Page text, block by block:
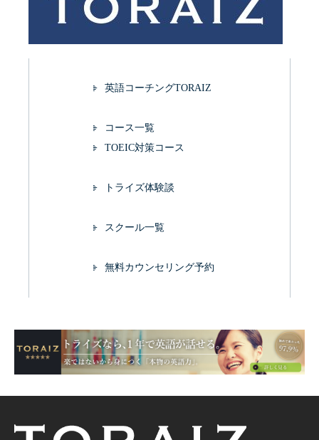
英語コーチングTORAIZ
コース一覧
TOEIC対策コース
トライズ体験談
スクール一覧
無料カウンセリング予約